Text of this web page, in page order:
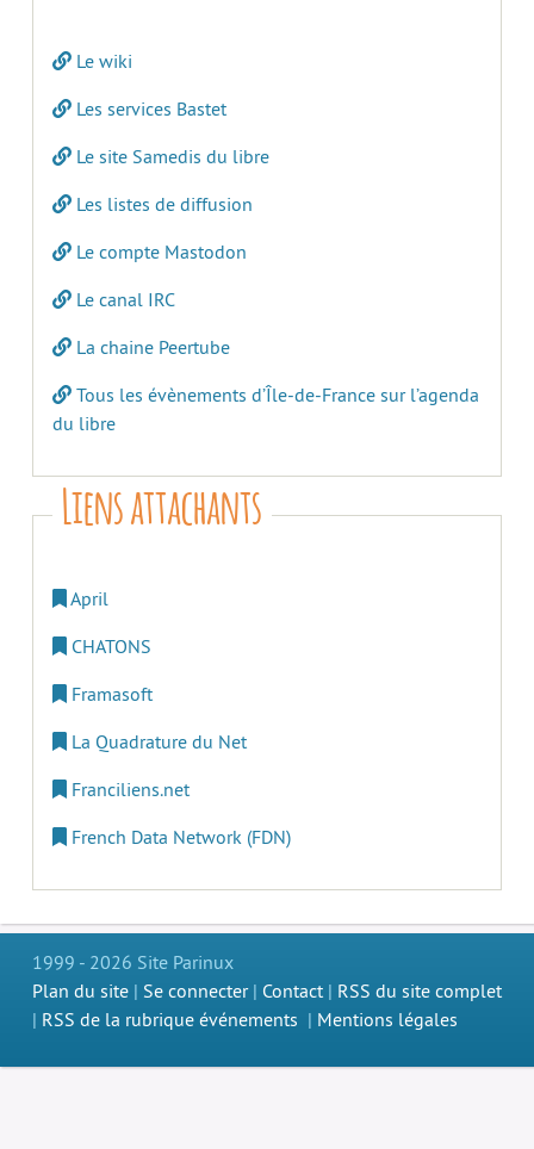
Le wiki
Les services Bastet
Le site Samedis du libre
Les listes de diffusion
Le compte Mastodon
Le canal IRC
La chaine Peertube
Tous les évènements d’Île-de-France sur l’agenda
du libre
Liens attachants
April
CHATONS
Framasoft
La Quadrature du Net
Franciliens.net
French Data Network (FDN)
1999 - 2026 Site Parinux
Plan du site | Se connecter| Contact | RSS du site complet
| RSS de la rubrique événements | Mentions légales